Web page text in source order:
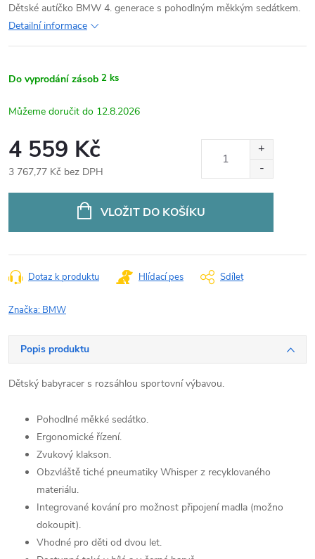
Dětské autíčko BMW 4. generace s pohodlným měkkým sedátkem.
Detailní informace
Do vyprodání zásob 2 ks
12.8.2026
4 559 Kč
3 767,77 Kč bez DPH
VLOŽIT DO KOŠÍKU
Dotaz k produktu Hlídací pes Sdílet
Značka: BMW
Popis produktu
Dětský babyracer s rozsáhlou sportovní výbavou.
Pohodlné měkké sedátko.
Ergonomické řízení.
Zvukový klakson.
Obzvláště tiché pneumatiky Whisper z recyklovaného
materiálu.
Integrované kování pro možnost připojení madla (možno
dokoupit).
Vhodné pro děti od dvou let.